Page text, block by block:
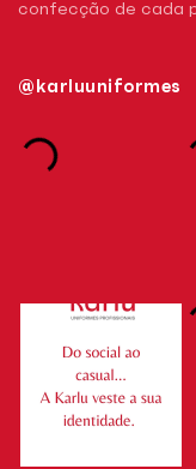
confecção de cada
@karluuniformes